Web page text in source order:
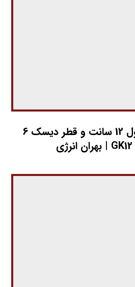
گل میخ سفید طول 12 سانت و قطر دیسک 6